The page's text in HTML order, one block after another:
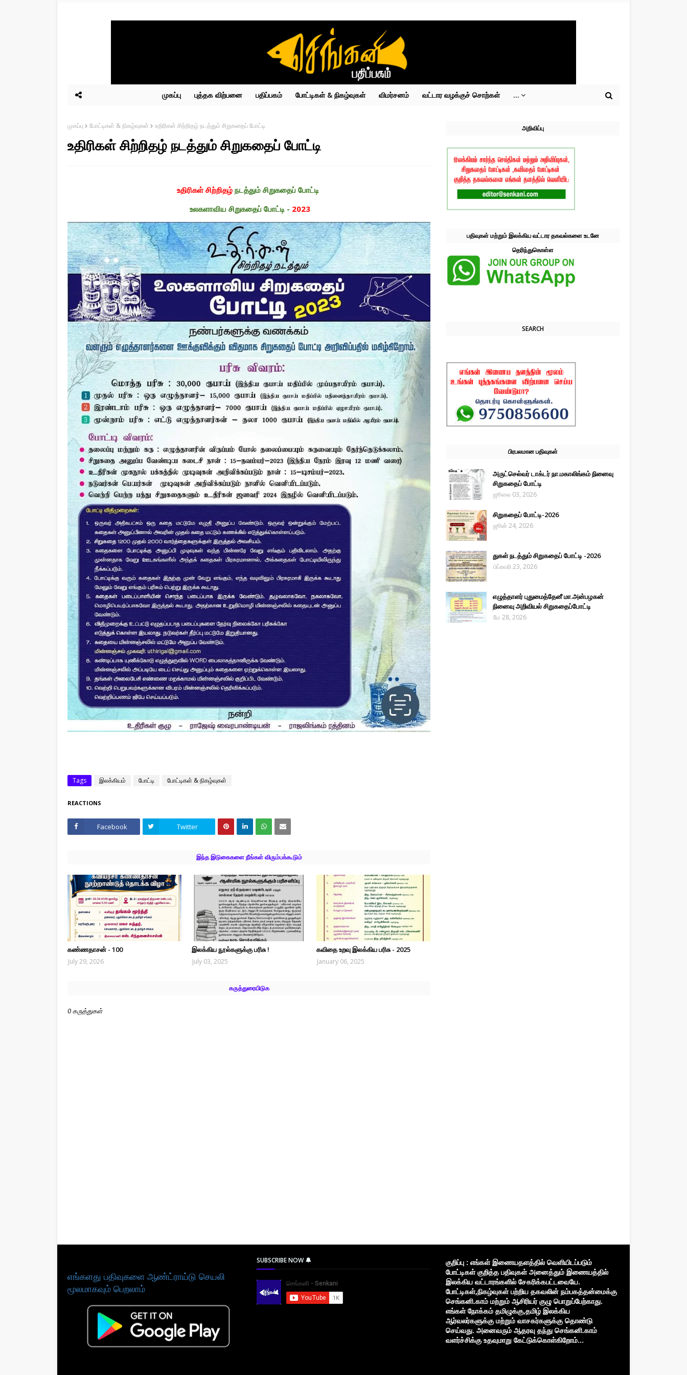
முகப்பு புத்தக விற்பனை பதிப்பகம் போட்டிகள் & நிகழ்வுகள் விமர்சனம் வட்டார வழக்குச் சொற்கள் ...
முகப்பு போட்டிகள் & நிகழ்வுகள் உதிரிகள் சிற்றிதழ் நடத்தும் சிறுகதைப் போட்டி
உதிரிகள் சிற்றிதழ் நடத்தும் சிறுகதைப் போட்டி
உதிரிகள் சிற்றிதழ் நடத்தும் சிறுகதைப் போட்டி
உலகளாவிய சிறுகதைப் போட்டி - 2023
Tags இலக்கியம் போட்டி போட்டிகள் & நிகழ்வுகள்
REACTIONS
Facebook Twitter
இந்த இடுகைகளை நீங்கள் விரும்பக்கூடும்
கண்ணதாசன் - 100
July 29, 2026
இலக்கிய நூல்களுக்கு பரிசு !
July 03, 2025
கவிதை உறவு இலக்கிய பரிசு - 2025
January 06, 2025
கருத்துரையிடுக
0 கருத்துகள்
அறிவிப்பு
பதிவுகள் மற்றும் இலக்கிய வட்டார தகவல்களை உடனே
தெரிந்துகொள்ள
SEARCH
பிரபலமான பதிவுகள்
அருட்செல்வர் டாக்டர் நா.மகாலிங்கம் நினைவு
சிறுகதைப் போட்டி
ஜூலை 03, 2026
சிறுகதைப் போட்டி-2026
ஜூன் 24, 2026
துகள் நடத்தும் சிறுகதைப் போட்டி -2026
பிப்ரவரி 23, 2026
எழுத்தாளர் புதுமைத்தேனீ மா.அன்பழகன்
நினைவு அறிவியல் சிறுகதைப்போட்டி
மே 28, 2026
எங்களது பதிவுகளை ஆண்ட்ராய்டு செயலி
மூலமாகவும் பெறலாம்
SUBSCRIBE NOW 🔔
குறிப்பு : எங்கள் இணையதளத்தில் வெளியிடப்படும்
போட்டிகள் குறித்த பதிவுகள் அனைத்தும் இணையத்தில்
இலக்கிய வட்டாரங்களில் சேகரிக்கபட்டவையே.
போட்டிகள்,நிகழ்வுகள் பற்றிய தகவலின் நம்பகத்தன்மைக்கு
செங்கனி.காம் மற்றும் ஆசிரியர் குழு பொறுப்பேற்காது.
எங்கள் நோக்கம் தமிழுக்கு,தமிழ் இலக்கிய
ஆர்வலர்களுக்கு மற்றும் வாசகர்களுக்கு தொண்டு
செய்வது. அனைவரும் ஆதரவு தந்து செங்கனி.காம்
வளர்ச்சிக்கு உதவுமாறு கேட்டுக்கொள்கிறோம்...